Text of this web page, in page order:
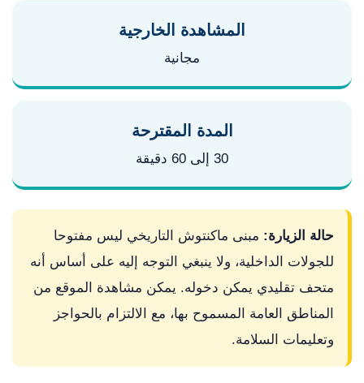
المشاهدة الخارجية
مجانية
المدة المقترحة
30 إلى 60 دقيقة
حالة الزيارة: مبنى ماكنتوش التاريخي ليس مفتوحا
للجولات الداخلية، ولا ينبغي التوجه إليه على أساس أنه
متحف تقليدي يمكن دخوله. يمكن مشاهدة الموقع من
المناطق العامة المسموح بها، مع الالتزام بالحواجز
وتعليمات السلامة.